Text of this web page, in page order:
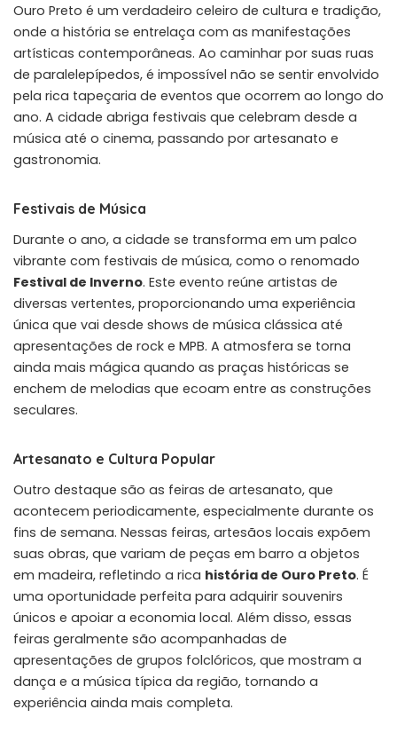
Ouro Preto é um verdadeiro celeiro de cultura e tradição,
onde a história se entrelaça com as manifestações
artísticas contemporâneas. Ao caminhar por suas ruas
de paralelepípedos, é impossível não se sentir envolvido
pela rica tapeçaria de eventos que ocorrem ao longo do
ano. A cidade abriga festivais que celebram desde a
música até o cinema, passando por artesanato e
gastronomia.
Festivais de Música
Durante o ano, a cidade se transforma em um palco
vibrante com festivais de música, como o renomado
Festival de Inverno. Este evento reúne artistas de
diversas vertentes, proporcionando uma experiência
única que vai desde shows de música clássica até
apresentações de rock e MPB. A atmosfera se torna
ainda mais mágica quando as praças históricas se
enchem de melodias que ecoam entre as construções
seculares.
Artesanato e Cultura Popular
Outro destaque são as feiras de artesanato, que
acontecem periodicamente, especialmente durante os
fins de semana. Nessas feiras, artesãos locais expõem
suas obras, que variam de peças em barro a objetos
em madeira, refletindo a rica história de Ouro Preto. É
uma oportunidade perfeita para adquirir souvenirs
únicos e apoiar a economia local. Além disso, essas
feiras geralmente são acompanhadas de
apresentações de grupos folclóricos, que mostram a
dança e a música típica da região, tornando a
experiência ainda mais completa.